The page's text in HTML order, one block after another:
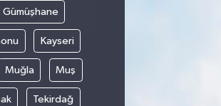
Gümüşhane
Kayseri
Muğla Muş
Tekirdağ